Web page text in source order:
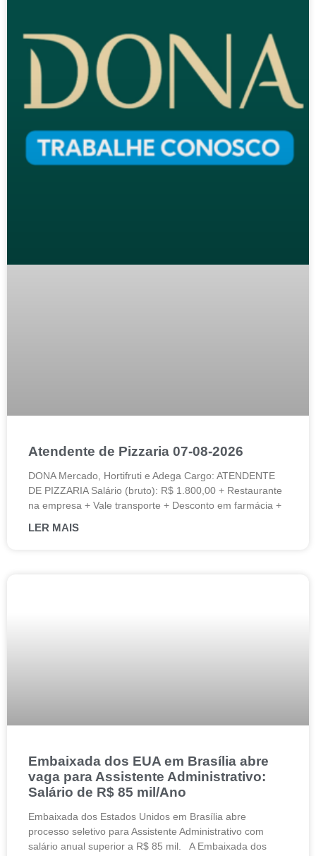
Atendente de Pizzaria 07-08-2026
DONA Mercado, Hortifruti e Adega Cargo: ATENDENTE
DE PIZZARIA Salário (bruto): R$ 1.800,00 + Restaurante
na empresa + Vale transporte + Desconto em farmácia +
LER MAIS
Embaixada dos EUA em Brasília abre
vaga para Assistente Administrativo:
Salário de R$ 85 mil/Ano
Embaixada dos Estados Unidos em Brasília abre
processo seletivo para Assistente Administrativo com
salário anual superior a R$ 85 mil. A Embaixada dos